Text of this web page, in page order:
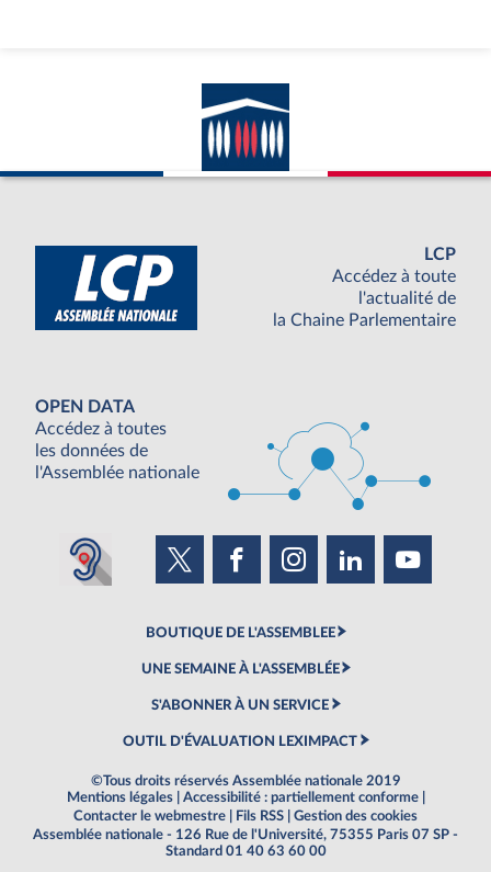
LCP
Accédez à toute
l'actualité de
la Chaine Parlementaire
OPEN DATA
Accédez à toutes
les données de
l'Assemblée nationale
BOUTIQUE DE L'ASSEMBLEE
UNE SEMAINE À L'ASSEMBLÉE
S'ABONNER À UN SERVICE
OUTIL D'ÉVALUATION LEXIMPACT
©Tous droits réservés Assemblée nationale 2019
Mentions légales
Accessibilité : partiellement conforme
Contacter le webmestre
Fils RSS
Gestion des cookies
Assemblée nationale - 126 Rue de l'Université, 75355 Paris 07 SP -
Standard 01 40 63 60 00